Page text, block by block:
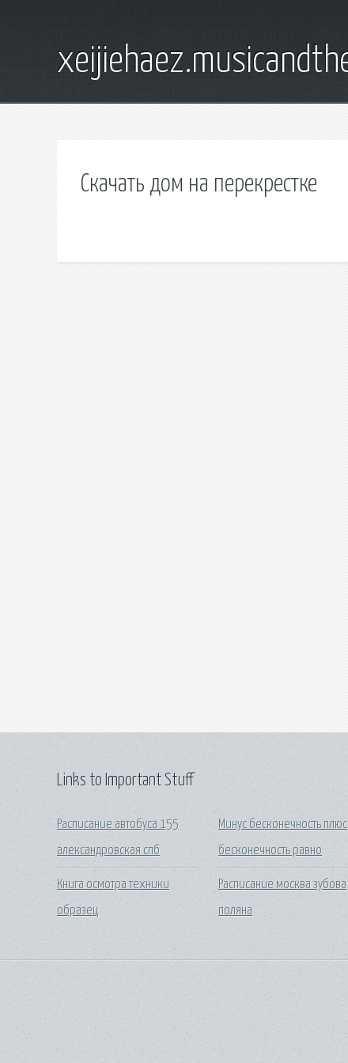
Скачать дом на перекрестке
Links to Important Stuff
Расписание автобуса 155
александровская спб
Книга осмотра техники
образец
Минус бесконечность плюс
бесконечность равно
Расписание москва зубова
поляна